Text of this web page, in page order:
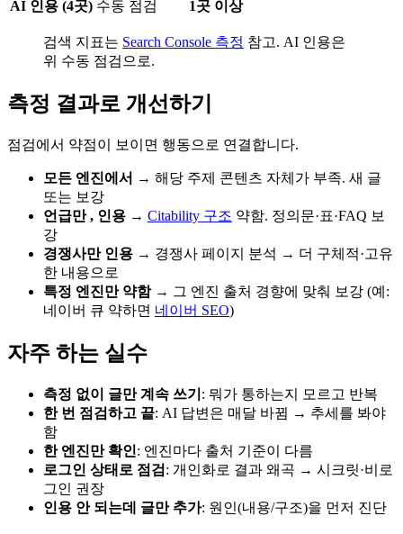
AI 인용 (4곳) 수동 점검 1곳 이상
검색 지표는 Search Console 측정 참고. AI 인용은
위 수동 점검으로.
측정 결과로 개선하기
점검에서 약점이 보이면 행동으로 연결합니다.
모든 엔진에서 → 해당 주제 콘텐츠 자체가 부족. 새 글
또는 보강
언급만 , 인용 → Citability 구조 약함. 정의문·표·FAQ 보
강
경쟁사만 인용 → 경쟁사 페이지 분석 → 더 구체적·고유
한 내용으로
특정 엔진만 약함→ 그 엔진 출처 경향에 맞춰 보강 (예:
네이버 큐 약하면 네이버 SEO)
자주 하는 실수
측정 없이 글만 계속 쓰기 : 뭐가 통하는지 모르고 반복
한 번 점검하고 끝: AI 답변은 매달 바뀜 → 추세를 봐야
함
한 엔진만 확인: 엔진마다 출처 기준이 다름
로그인 상태로 점검 : 개인화로 결과 왜곡 → 시크릿·비로
그인 권장
인용 안 되는데 글만 추가: 원인(내용/구조)을 먼저 진단